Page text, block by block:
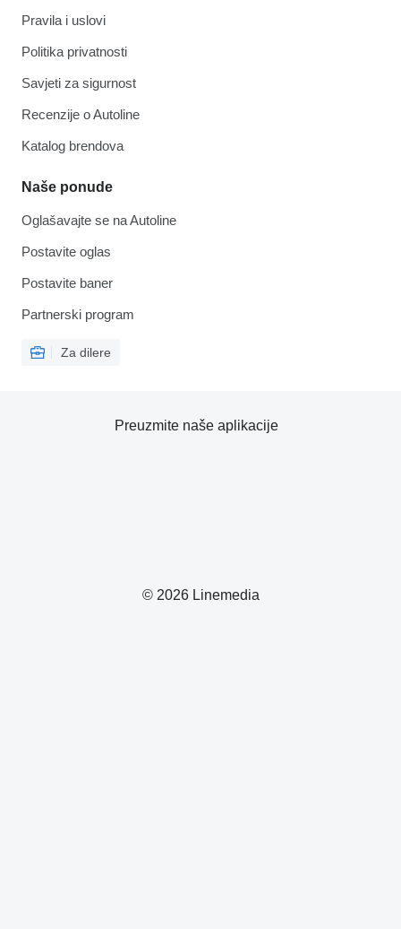
Pravila i uslovi
Politika privatnosti
Savjeti za sigurnost
Recenzije o Autoline
Katalog brendova
Naše ponude
Oglašavajte se na Autoline
Postavite oglas
Postavite baner
Partnerski program
Za dilere
© 2026 Linemedia
Preuzmite naše aplikacije